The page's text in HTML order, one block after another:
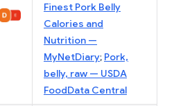
Finest Pork Belly
Calories and
Nutrition —
MyNetDiary; Pork,
belly, raw — USDA
FoodData Central